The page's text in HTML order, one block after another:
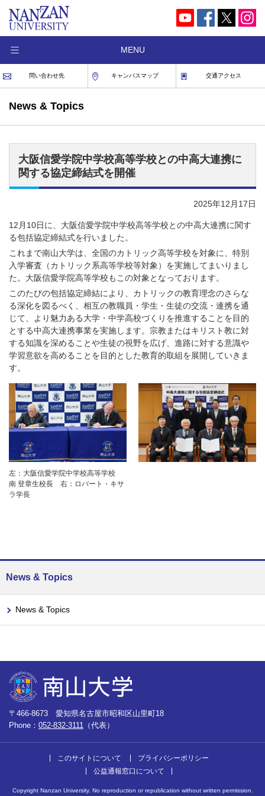
MENU
問い合わせ先 キャンパスマップ 交通アクセス
News & Topics
大阪信愛学院中学校高等学校との中高大連携に
関する協定締結式を開催
2025年12月17日
12月10日に、大阪信愛学院中学校高等学校との中高大連携に関す
る包括協定締結式を行いました。
これまで南山大学は、全国のカトリック高等学校を対象に、特別
入学審査（カトリック系高等学校等対象）を実施してまいりまし
た。大阪信愛学院高等学校もこの対象となっております。
このたびの包括協定締結により、カトリックの教育理念のさらな
る深化を図るべく、相互の教職員・学生・生徒の交流・連携を通
じて、より魅力ある大学・中学高校づくりを推進することを目的
とする中高大連携事業を実施します。宗教またはキリスト教に対
する知識を深めることや生徒の視野を広げ、進路に対する意識や
学習意欲を高めることを目的とした教育的取組を展開していきま
す。
左：大阪信愛学院中学校高等学校
南 登章生校長 右：ロバート・キサ
ラ学長
News & Topics
News & Topics
〒466-8673 愛知県名古屋市昭和区山里町18
Phone： 052-832-3111 （代表）
このサイトについて
プライバシーポリシー
公益通報窓口について
Copyright Nanzan University. No reproduction or republication without written permission.